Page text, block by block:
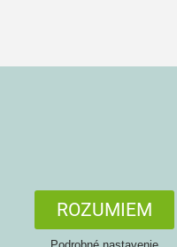
ROZUMIEM
Podrobné nastavenie